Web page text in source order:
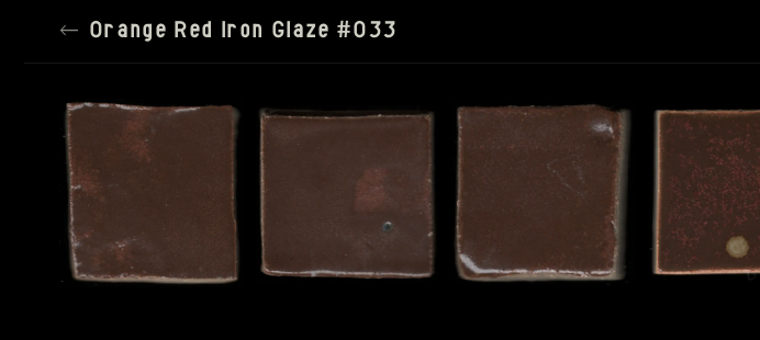
← Orange Red Iron Glaze #033
SATURATION
SETTINGS